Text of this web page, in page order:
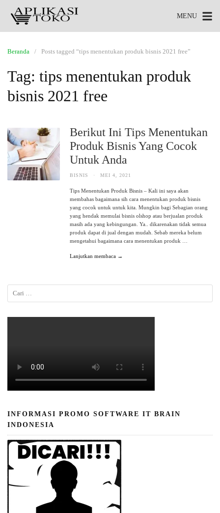
MENU
Beranda Posts tagged “tips menentukan produk bisnis 2021 free”
Tag: tips menentukan produk
bisnis 2021 free
Berikut Ini Tips Menentukan
Produk Bisnis Yang Cocok
Untuk Anda
BISNIS · MEI 4, 2021
Tips Menentukan Produk Bisnis – Kali ini saya akan
membahas bagaimana sih cara menentukan produk bisnis
yang cocok untuk untuk kita. Mungkin bagi Sebagian orang
yang hendak memulai bisnis olshop atau berjualan produk
masih ada yang kebingungan. Ya.. dikarenakan tidak semua
produk dapat di jual dengan mudah. Sebab mereka belum
mengetahui bagaimana cara menentukan produk …
Lanjutkan membaca →
INFORMASI PROMO SOFTWARE IT BRAIN
INDONESIA